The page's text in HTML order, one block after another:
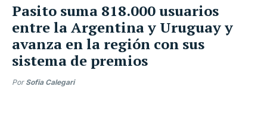
Pasito suma 818.000 usuarios
entre la Argentina y Uruguay y
avanza en la región con sus
sistema de premios
Por Sofia Calegari